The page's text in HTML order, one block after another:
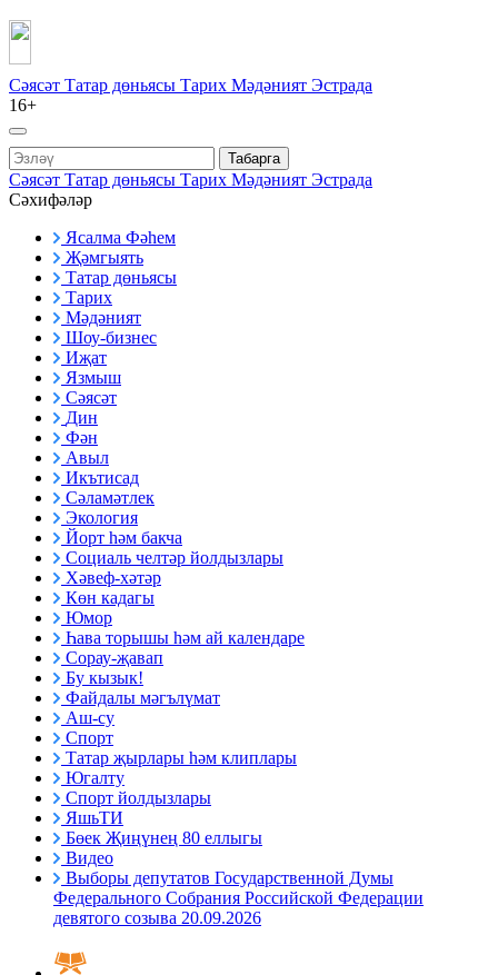
Сәясәт Татар дөньясы Тарих Мәдәният Эстрада
16+
Табарга
Сәясәт Татар дөньясы Тарих Мәдәният Эстрада
Сәхифәләр
Ясалма Фәһем
Җәмгыять
Татар дөньясы
Тарих
Мәдәният
Шоу-бизнес
Иҗат
Язмыш
Сәясәт
Дин
Фән
Авыл
Икътисад
Сәламәтлек
Экология
Йорт һәм бакча
Социаль челтәр йолдызлары
Хәвеф-хәтәр
Көн кадагы
Юмор
Һава торышы һәм ай календаре
Сорау-җавап
Бу кызык!
Файдалы мәгълүмат
Аш-су
Спорт
Татар җырлары һәм клиплары
Югалту
Спорт йолдызлары
ЯшьТИ
Бөек Җиңүнең 80 еллыгы
Видео
Выборы депутатов Государственной Думы
Федерального Собрания Российской Федерации
девятого созыва 20.09.2026